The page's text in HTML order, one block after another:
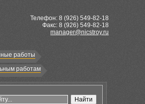
Телефон: 8 (926) 549-82-18
Факс: 8 (926) 549-82-18
manager@nicstroy.ru
работы
работам